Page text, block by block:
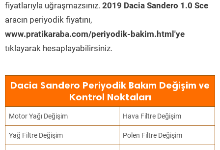
fiyatlarıyla uğraşmazsınız. 2019 Dacia Sandero 1.0 Sce
aracın periyodik fiyatını,
www.pratikaraba.com/periyodik-bakim.html'ye
tıklayarak hesaplayabilirsiniz.
Dacia Sandero Periyodik Bakım Değişim ve
Kontrol Noktaları
Motor Yağı Değişim Hava Filtre Değişim
Yağ Filtre Değişim Polen Filtre Değişim